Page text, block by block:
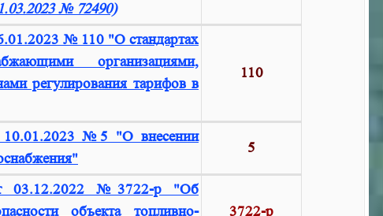
№ 72490)
№ 110 "О стандартах
организациями,
регулирования тарифов в
110
10.01.2023 №5 "О внесении
5
03.12.2022 №3722-р "Об
объекта топливно-
3722-р